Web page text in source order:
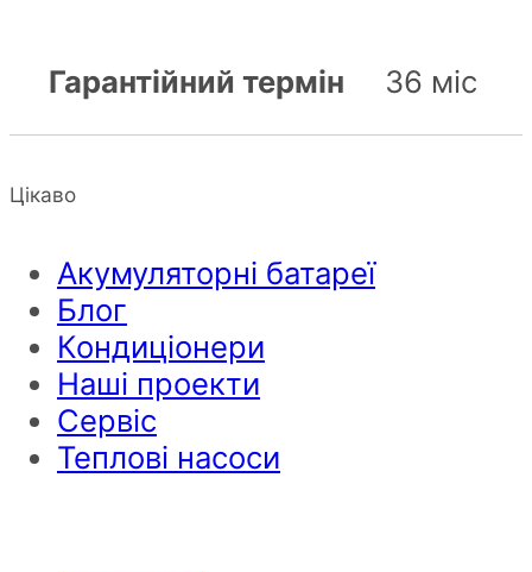
Гарантійний термін 36 міс
Цікаво
Акумуляторні батареї
Блог
Кондиціонери
Наші проекти
Сервіс
Теплові насоси